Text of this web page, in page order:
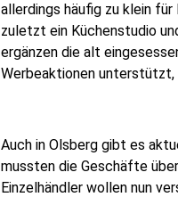
allerdings häufig zu klein
zuletzt ein Küchenstudio
ergänzen die alt
Werbeaktionen unterstützt,
Auch in Olsberg gibt es
mussten die Geschäfte
Einzelhändler wollen nun